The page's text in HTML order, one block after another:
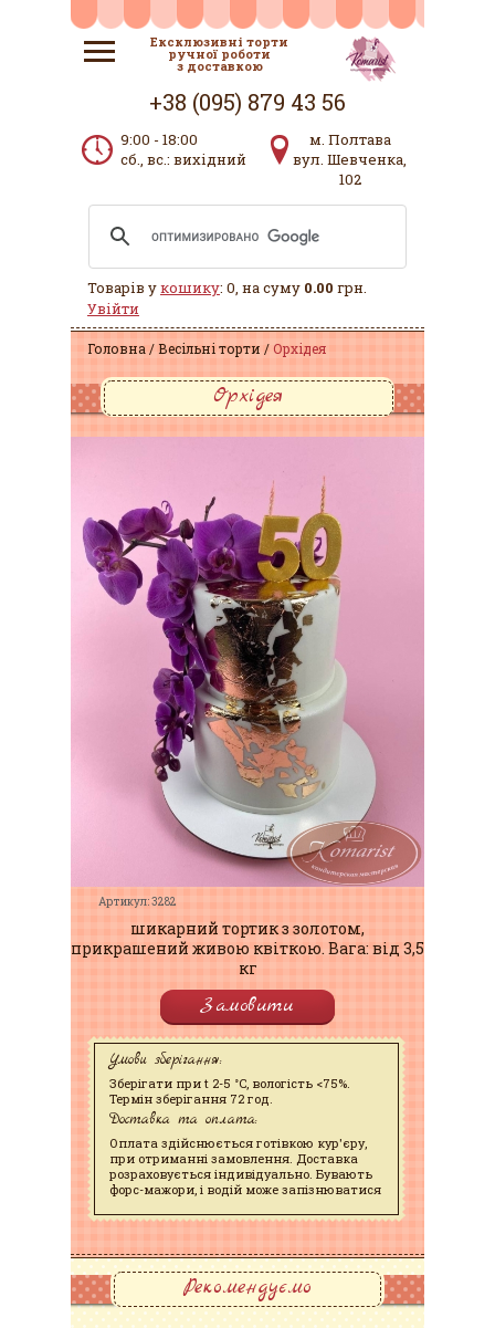
Ексклюзивні торти
ручної роботи
з доставкою
+38 (095) 879 43 56
9:00 - 18:00
сб., вс.: вихідний
м. Полтава
вул. Шевченка,
102
Товарів укошику: 0, на суму 0.00 грн.
Увійти
Головна Весільні торти Орхідея
Орхідея
Артикул: 3282
шикарний тортик з золотом,
прикрашений живою квіткою. Вага: від 3,5
кг
Замовити
Умови зберігання:
Зберігати при t 2-5 °C, вологість <75%.
Термін зберігання 72 год.
Доставка та оплата:
Оплата здійснюється готівкою кур'єру,
при отриманні замовлення. Доставка
розраховується індивідуально. Бувають
форс-мажори, і водій може запізнюватися
Рекомендуємо